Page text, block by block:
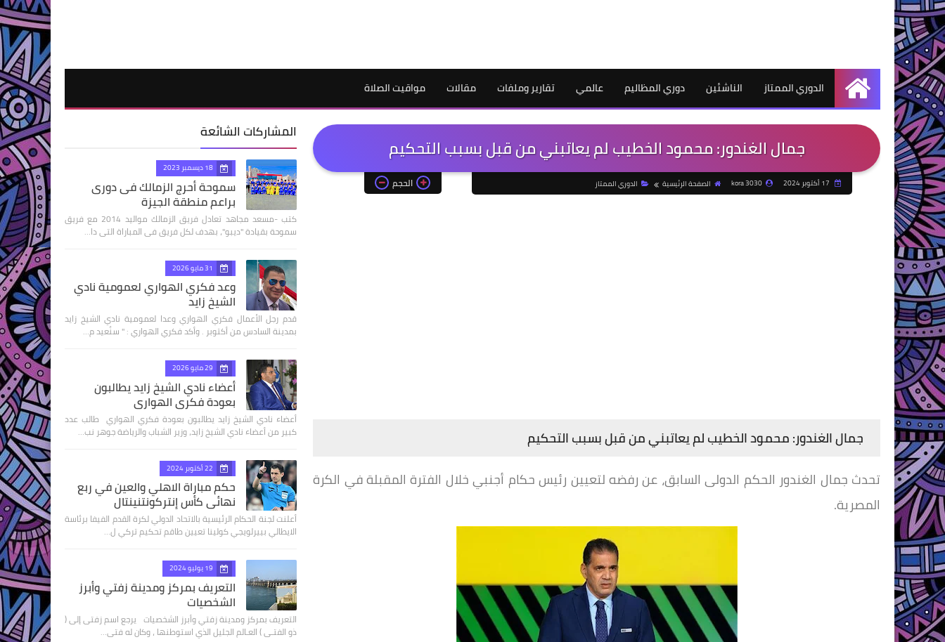
الرئيسية
الدوري الممتاز الناشئين دوري المظاليم عالمي تقارير وملفات مقالات مواقيت الصلاة
جمال الغندور: محمود الخطيب لم يعاتبني من قبل بسبب التحكيم
kora 3030 الصفحة الرئيسية الدوري الممتاز الحجم
جمال الغندور: محمود الخطيب لم يعاتبني من قبل بسبب التحكيم
تحدث جمال الغندور الحكم الدولى السابق، عن رفضه لتعيين رئيس حكام أجنبي خلال الفترة المقبلة في الكرة
المصرية.
المشاركات الشائعة
18 ديسمبر 2023
سموحة أحرج الزمالك فى دورى
براعم منطقة الجيزة
كتب -مسعد مجاهد تعادل فريق الزمالك مواليد 2014 مع فريق
سموحة بقيادة "ديبو"، بهدف لكل فريق فى المباراة التى دا…
31 مايو 2026
وعد فكري الهواري لعمومية نادي
الشيخ زايد
قدم رجل الأعمال فكري الهواري وعدا لعمومية نادي الشيخ زايد
بمدينة السادس من أكتوبر . وأكد فكري الهواري : " سنُعيد م…
29 مايو 2026
أعضاء نادي الشيخ زايد يطالبون
بعودة فكري الهواري
أعضاء نادي الشيخ زايد يطالبون بعودة فكري الهواري طالب عدد
كبير من أعضاء نادي الشيخ زايد، وزير الشباب والرياضة جوهر نب…
22 أكتوبر 2024
حكم مباراة الاهلي والعين في ربع
نهائى كأس إنتركونتنينتال
أعلنت لجنة الحكام الرئيسية بالاتحاد الدولي لكرة القدم الفيفا برئاسة
الايطالي بييرلويجي كولينا تعيين طاقم تحكيم تركي ل…
19 يوليو 2024
التعريف بمركز ومدينة زفتي وأبرز
الشخصيات
التعريف بمركز ومدينة زفتي وأبرز الشخصيات يرجع اسم زفتى إلى (
ذو الفتـى ) العـالم الجليل الذي استوطنها ، وكان له فتى…